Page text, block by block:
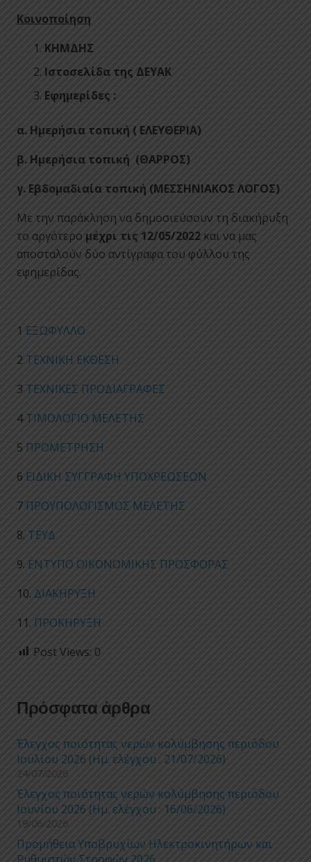
Κοινοποίηση
ΚΗΜΔΗΣ
Ιστοσελίδα της ΔΕΥΑΚ
Εφημερίδες :
α. Ημερήσια τοπική ( ΕΛΕΥΘΕΡΙΑ)
β. Ημερήσια τοπική (ΘΑΡΡΟΣ)
γ. Εβδομαδιαία τοπική (ΜΕΣΣΗΝΙΑΚΟΣ ΛΟΓΟΣ)
Με την παράκληση να δημοσιεύσουν τη διακήρυξη
το αργότερο μέχρι τις 12/05/2022 και να μας
αποσταλούν δύο αντίγραφα του φύλλου της
εφημερίδας.
1 ΕΞΩΦΥΛΛΟ
2 ΤΕΧΝΙΚΗ ΕΚΘΕΣΗ
3 ΤΕΧΝΙΚΕΣ ΠΡΟΔΙΑΓΡΑΦΕΣ
4ΤΙΜΟΛΟΓΙΟ ΜΕΛΕΤΗΣ
5 ΠΡΟΜΕΤΡΗΣΗ
6 ΕΙΔΙΚΗ ΣΥΓΓΡΑΦΗ ΥΠΟΧΡΕΩΣΕΩΝ
7 ΠΡΟΥΠΟΛΟΓΙΣΜΟΣ ΜΕΛΕΤΗΣ
8. ΤΕΥΔ
9. ΕΝΤΥΠΟ ΟΙΚΟΝΟΜΙΚΗΣ ΠΡΟΣΦΟΡΑΣ
10. ΔΙΑΚΗΡΥΞΗ
11. ΠΡΟΚΗΡΥΞΗ
Post Views: 0
Πρόσφατα άρθρα
Έλεγχος ποιότητας νερών κολύμβησης περιόδου
Ιουλίου 2026 (Ημ. ελέγχου : 21/07/2026)
24/07/2026
Έλεγχος ποιότητας νερών κολύμβησης περιόδου
Ιουνίου 2026 (Ημ. ελέγχου : 16/06/2026)
19/06/2026
Προμήθεια Υποβρυχίων Ηλεκτροκινητήρων και